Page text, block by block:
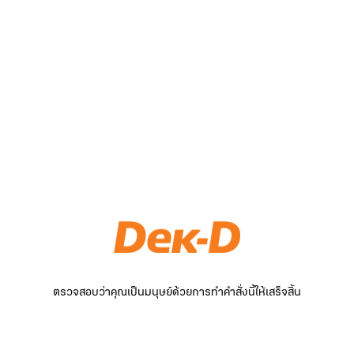
ตรวจสอบว่าคุณเป็นมนุษย์ด้วยการทำคำสั่งนี้ให้เสร็จสิ้น